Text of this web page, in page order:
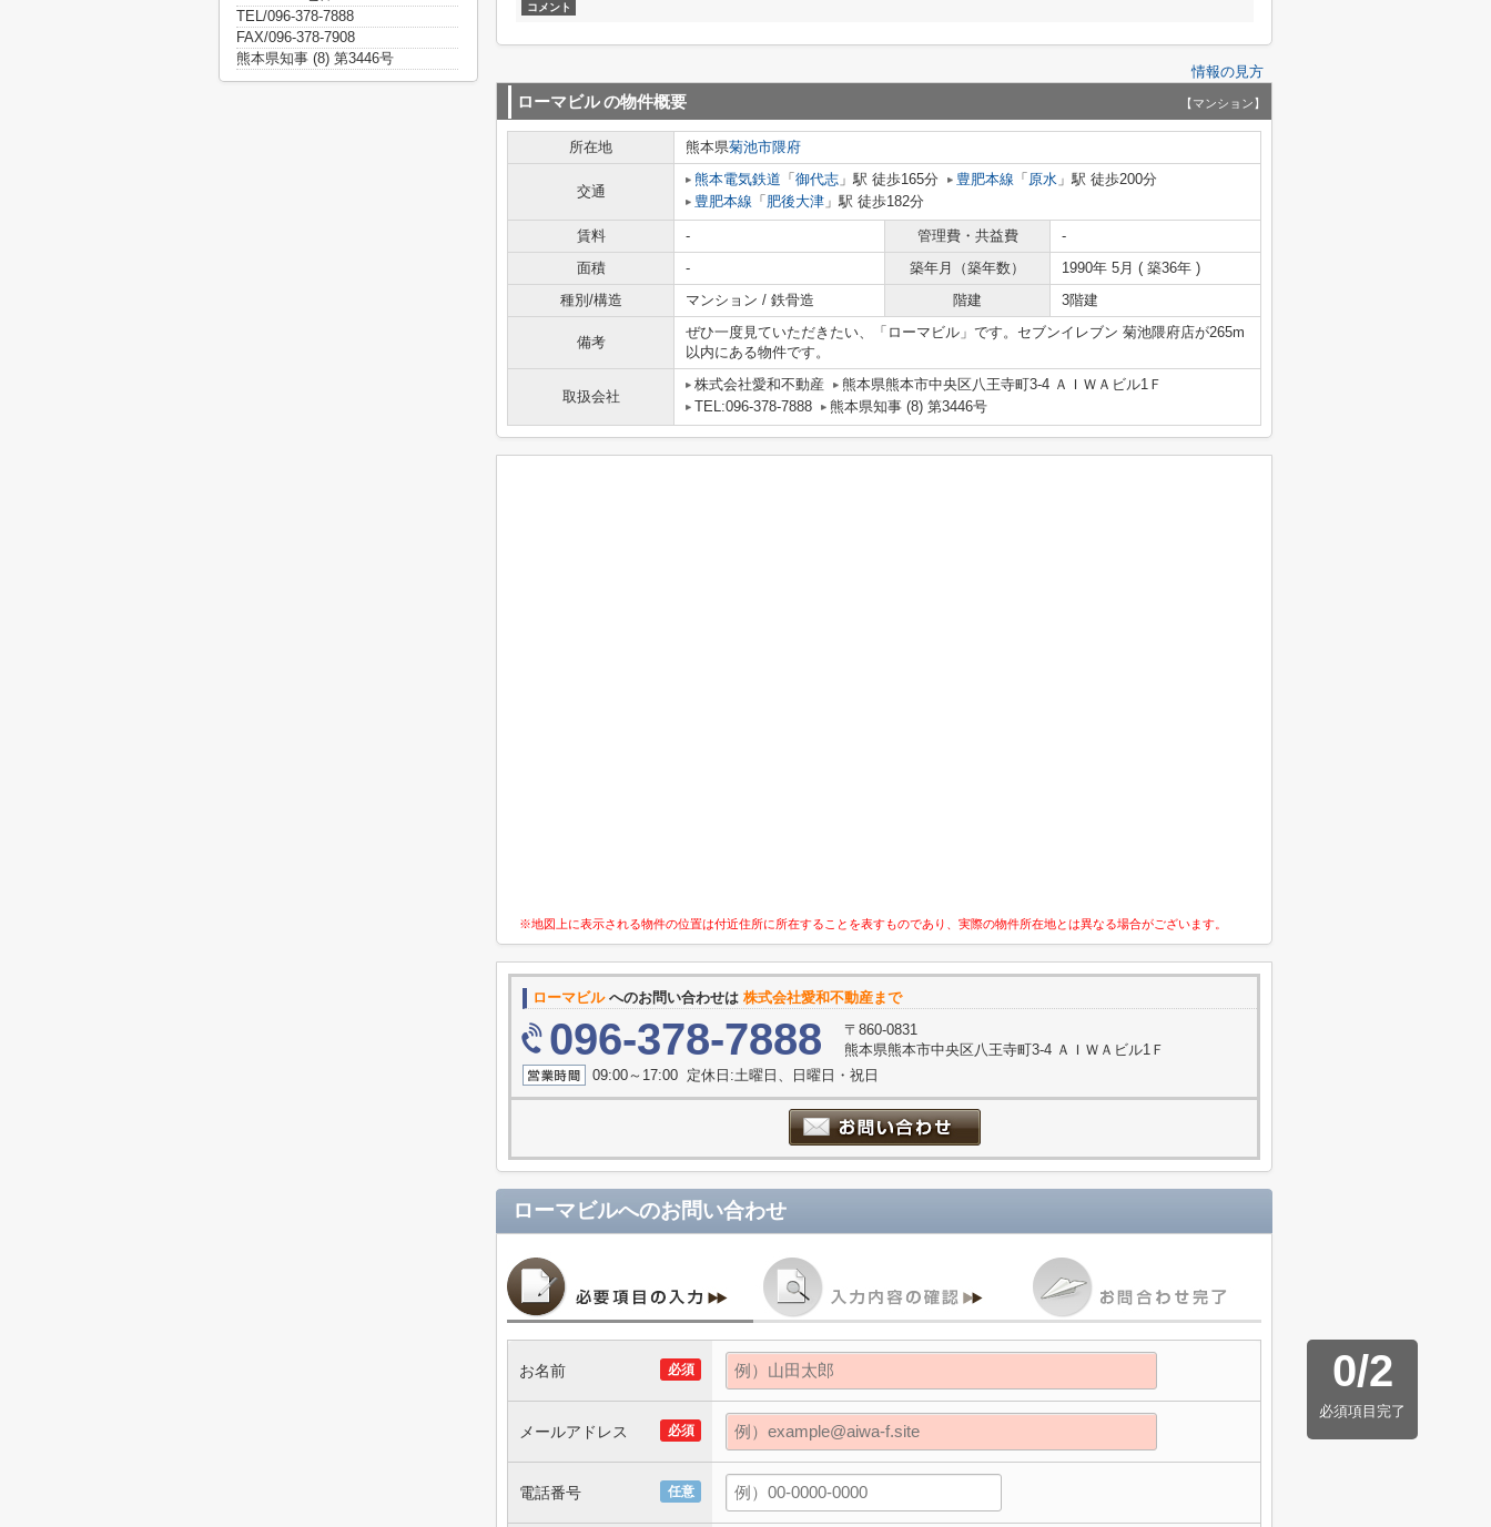
コメント
情報の見方
ローマビルの物件概要 【マンション】
所在地 熊本県菊池市隈府
交通
熊本電気鉄道 「 御代志 」駅 徒歩165分 豊肥本線 「 原水 」駅 徒歩200分
豊肥本線 「 肥後大津 」駅 徒歩182分
賃料 - 管理費・共益費
-
面積
- 築年月（築年数）
1990年 5月 ( 築36年 )
種別/構造
マンション / 鉄骨造 階建 3階建
備考
ぜひ一度見ていただきたい、「ローマビル」です。セブンイレブン 菊池隈府店が265m
以内にある物件です。
取扱会社
株式会社愛和不動産
熊本県熊本市中央区八王寺町3-4 ＡＩＷＡビル1Ｆ
TEL:096-378-7888
熊本県知事 (8) 第3446号
※地図上に表示される物件の位置は付近住所に所在することを表すものであり、実際の物件所在地とは異なる場合がございます。
ローマビルへのお問い合わせは 株式会社愛和不動産まで
096-378-7888
〒860-0831
熊本県熊本市中央区八王寺町3-4 ＡＩＷＡビル1Ｆ
09:00～17:00 定休日:土曜日、日曜日・祝日
ローマビルへのお問い合わせ
0/2
必須項目完了
必須
お名前
必須
メールアドレス
任意
電話番号
TEL/096-378-7888
FAX/096-378-7908
熊本県知事 (8) 第3446号